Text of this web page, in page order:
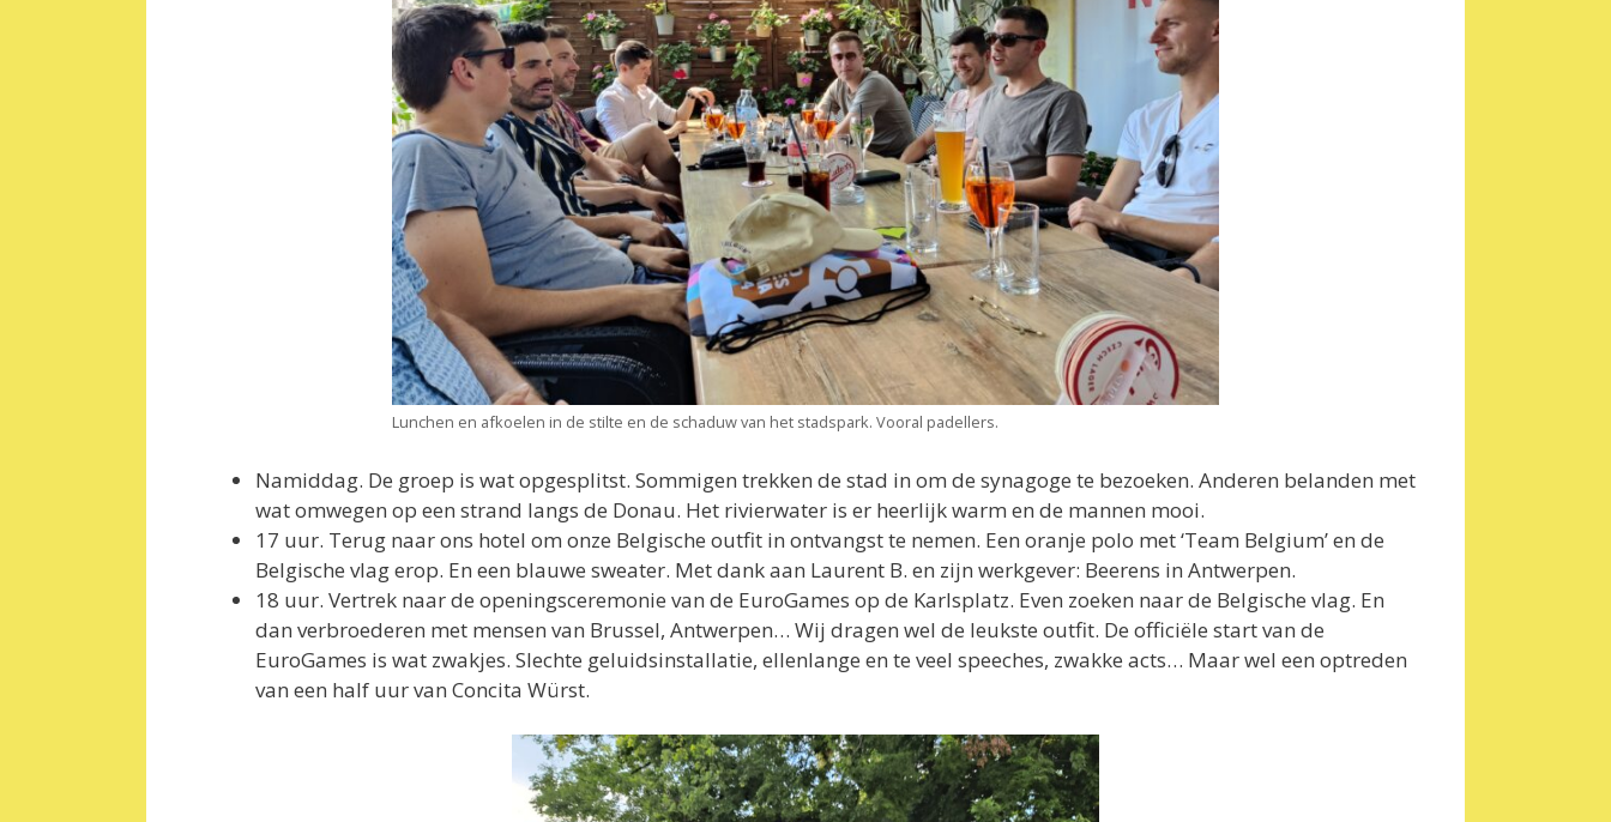
Lunchen en afkoelen in de stilte en de schaduw van het stadspark. Vooral padellers.
Namiddag. De groep is wat opgesplitst. Sommigen trekken de stad in om de synagoge te bezoeken. Anderen belanden met
wat omwegen op een strand langs de Donau. Het rivierwater is er heerlijk warm en de mannen mooi.
17 uur. Terug naar ons hotel om onze Belgische outfit in ontvangst te nemen. Een oranje polo met ‘Team Belgium’ en de
Belgische vlag erop. En een blauwe sweater. Met dank aan Laurent B. en zijn werkgever: Beerens in Antwerpen.
18 uur. Vertrek naar de openingsceremonie van de EuroGames op de Karlsplatz. Even zoeken naar de Belgische vlag. En
dan verbroederen met mensen van Brussel, Antwerpen… Wij dragen wel de leukste outfit. De officiële start van de
EuroGames is wat zwakjes. Slechte geluidsinstallatie, ellenlange en te veel speeches, zwakke acts… Maar wel een optreden
van een half uur van Concita Würst.